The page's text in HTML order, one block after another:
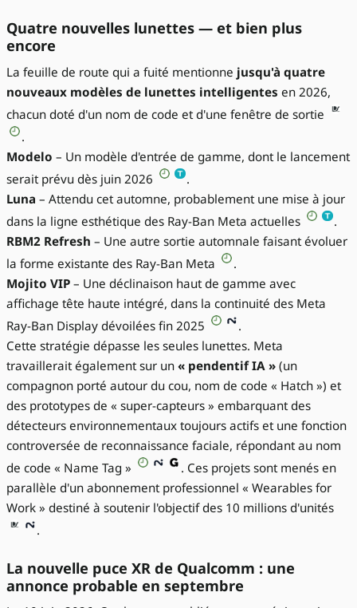
Quatre nouvelles lunettes — et bien plus
encore
La feuille de route qui a fuité mentionne jusqu'à quatre
nouveaux modèles de lunettes intelligentes en 2026,
chacun doté d'un nom de code et d'une fenêtre de sortie
.
Modelo – Un modèle d'entrée de gamme, dont le lancement
serait prévu dès juin 2026
.
Luna – Attendu cet automne, probablement une mise à jour
dans la ligne esthétique des Ray-Ban Meta actuelles
.
RBM2 Refresh – Une autre sortie automnale faisant évoluer
la forme existante des Ray-Ban Meta
.
Mojito VIP – Une déclinaison haut de gamme avec
affichage tête haute intégré, dans la continuité des Meta
Ray-Ban Display dévoilées fin 2025
.
Cette stratégie dépasse les seules lunettes. Meta
travaillerait également sur un « pendentif IA » (un
compagnon porté autour du cou, nom de code « Hatch ») et
des prototypes de « super-capteurs » embarquant des
détecteurs environnementaux toujours actifs et une fonction
controversée de reconnaissance faciale, répondant au nom
de code « Name Tag »
. Ces projets sont menés en
parallèle d'un abonnement professionnel « Wearables for
Work » destiné à soutenir l'objectif des 10 millions d'unités
.
La nouvelle puce XR de Qualcomm : une
annonce probable en septembre